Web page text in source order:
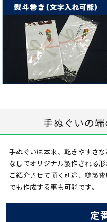
手ぬぐいの
手ぬぐいは本来、乾きやすさ
なしでオリジナル製作される
ご紹介させて頂く別途、縫製
でも作成する事も可能です。
定